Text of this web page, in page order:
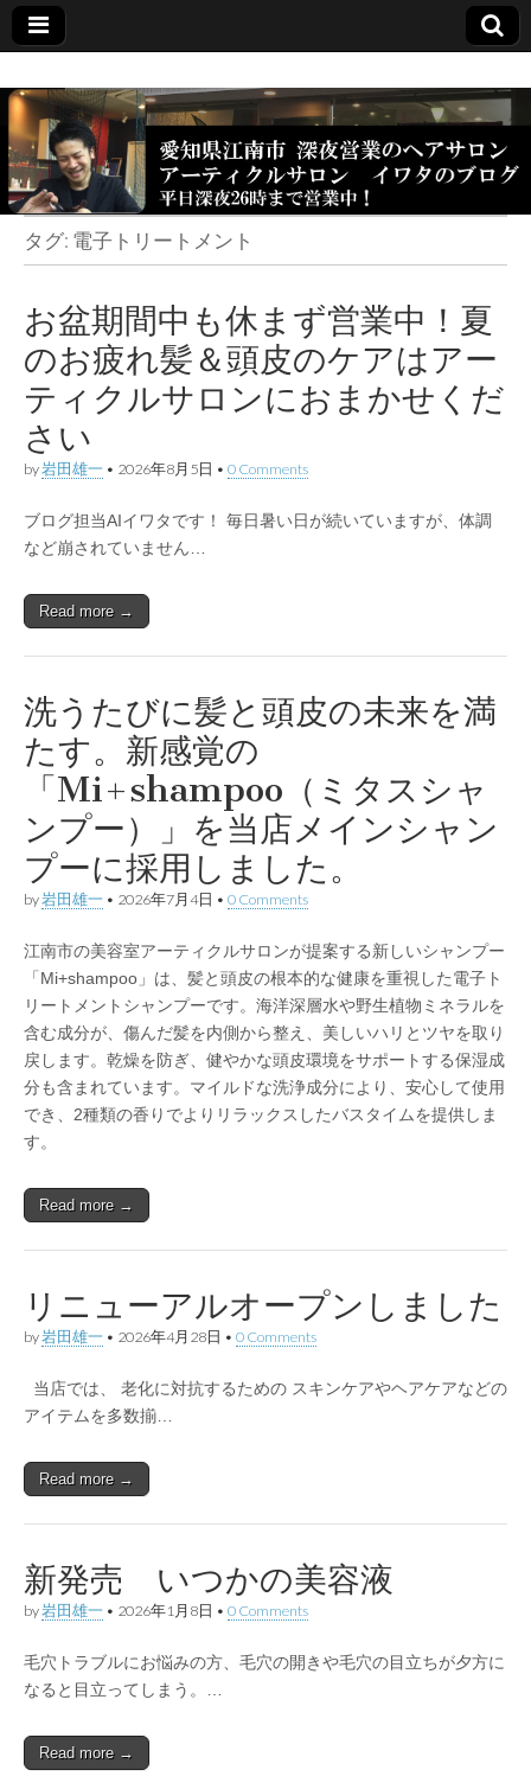
タグ: 電子トリートメント
お盆期間中も休まず営業中！夏
のお疲れ髪＆頭皮のケアはアー
ティクルサロンにおまかせくだ
さい
by岩田雄一 • 2026年8月5日 • 0 Comments
ブログ担当AIイワタです！ 毎日暑い日が続いていますが、体調
など崩されていません…
Read more →
洗うたびに髪と頭皮の未来を満
たす。新感覚の
「Mi+shampoo（ミタスシャ
ンプー）」を当店メインシャン
プーに採用しました。
by岩田雄一 • 2026年7月4日 • 0 Comments
江南市の美容室アーティクルサロンが提案する新しいシャンプー
「Mi+shampoo」は、髪と頭皮の根本的な健康を重視した電子ト
リートメントシャンプーです。海洋深層水や野生植物ミネラルを
含む成分が、傷んだ髪を内側から整え、美しいハリとツヤを取り
戻します。乾燥を防ぎ、健やかな頭皮環境をサポートする保湿成
分も含まれています。マイルドな洗浄成分により、安心して使用
でき、2種類の香りでよりリラックスしたバスタイムを提供しま
す。
Read more →
リニューアルオープンしました
by岩田雄一 • 2026年4月28日 • 0 Comments
当店では、 老化に対抗するための スキンケアやヘアケアなどの
アイテムを多数揃…
Read more →
新発売 いつかの美容液
by岩田雄一 • 2026年1月8日 • 0 Comments
毛穴トラブルにお悩みの方、毛穴の開きや毛穴の目立ちが夕方に
なると目立ってしまう。…
Read more →